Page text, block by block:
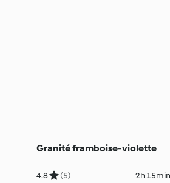
Granité framboise-violette
4.8 (5) 2h 15min